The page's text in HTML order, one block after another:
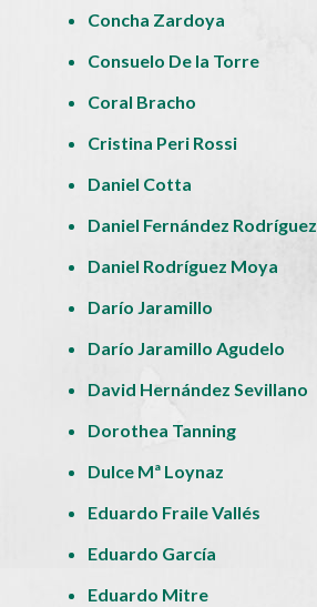
Concha Zardoya
Consuelo De la Torre
Coral Bracho
Cristina Peri Rossi
Daniel Cotta
Daniel Fernández Rodríguez
Daniel Rodríguez Moya
Darío Jaramillo
Darío Jaramillo Agudelo
David Hernández Sevillano
Dorothea Tanning
Dulce Mª Loynaz
Eduardo Fraile Vallés
Eduardo García
Eduardo Mitre